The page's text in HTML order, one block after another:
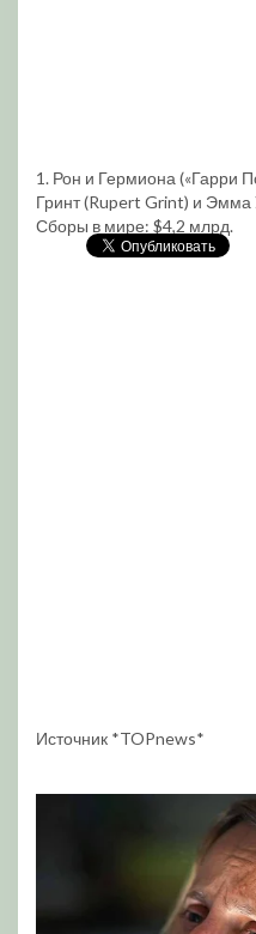
1. Рон и Гермиона («Гарри
Гринт (Rupert Grint) и Эмма
Сборы в мире: $4,2 млрд.
Источник *TOPnews*